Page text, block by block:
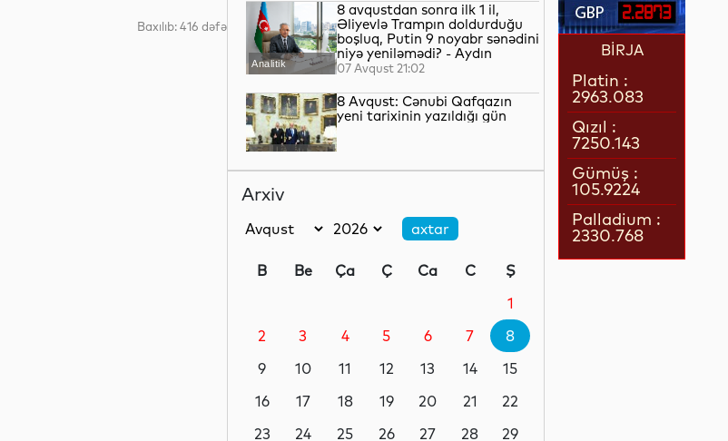
Baxılıb: 416 dəfə
Analitik
8 avqustdan sonra ilk 1 il,
Əliyevlə Trampın doldurduğu
boşluq, Putin 9 noyabr sənədini
niyə yeniləmədi? - Aydın
QULİYEV yazır...
07 Avqust 21:02
Siyasət
8 Avqust: Cənubi Qafqazın
yeni tarixinin yazıldığı gün
konturları
Siyasət
Paşinyan niyə üzr istəmişdi?
07 Avqust 20:41
Dünya
ÜST legioner xəstəliyinin
07 Avqust 20:17
Arxiv
B Be Ça Ç Ca C
Ş
1
2
3 4 5 6 7
8
9
10 11 12 13 14
15
16
17 18 19 20 21
22
23
24 25 26 27 28
29
2.2873
BİRJA
Platin :
2963.083
Qızıl :
7250.143
Gümüş :
105.9224
Palladium :
2330.768